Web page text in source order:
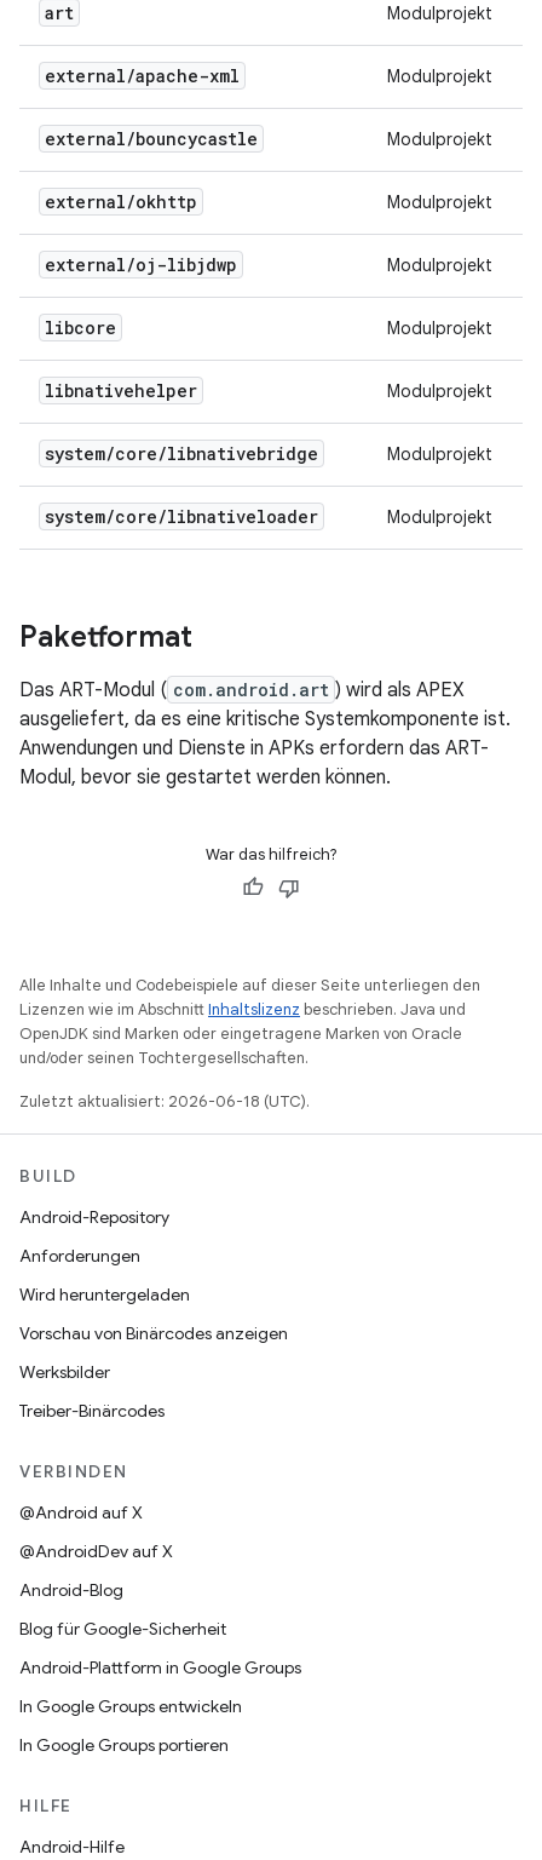
art Modulprojekt
external/apache-xml Modulprojekt
external/bouncycastle Modulprojekt
external/okhttp Modulprojekt
external/oj-libjdwp Modulprojekt
libcore Modulprojekt
libnativehelper Modulprojekt
system/core/libnativebridge Modulprojekt
system/core/libnativeloader Modulprojekt
Paketformat
Das ART-Modul ( com.android.art ) wird als APEX
ausgeliefert, da es eine kritische Systemkomponente ist.
Anwendungen und Dienste in APKs erfordern das ART-
Modul, bevor sie gestartet werden können.
War das hilfreich?
Alle Inhalte und Codebeispiele auf dieser Seite unterliegen den
Lizenzen wie im AbschnittInhaltslizenz beschrieben. Java und
OpenJDK sind Marken oder eingetragene Marken von Oracle
und/oder seinen Tochtergesellschaften.
Zuletzt aktualisiert: 2026-06-18 (UTC).
BUILD
Android-Repository
Anforderungen
Wird heruntergeladen
Vorschau von Binärcodes anzeigen
Werksbilder
Treiber-Binärcodes
VERBINDEN
@Android auf X
@AndroidDev auf X
Android-Blog
Blog für Google-Sicherheit
Android-Plattform in Google Groups
In Google Groups entwickeln
In Google Groups portieren
HILFE
Android-Hilfe